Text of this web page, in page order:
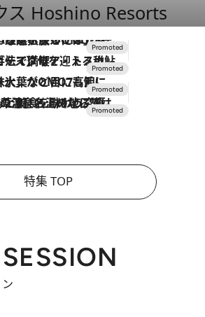
ス Hoshino Resorts
離を保つには「昼は実家、夜は気兼ねなくホテルで！」
・トスカーナの郷土料理の手法で満喫！
味
特集 TOP